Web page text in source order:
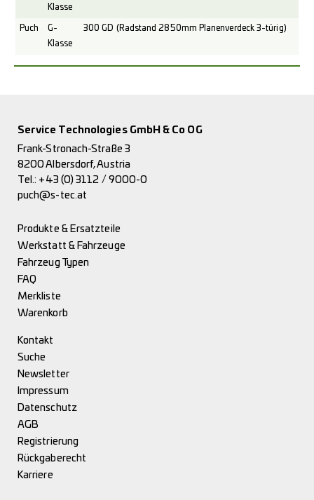
Klasse
Puch
G-
Klasse
300 GD (Radstand 2850mm Planenverdeck 3-türig)
Service Technologies GmbH & Co OG
Frank-Stronach-Straße 3
8200 Albersdorf, Austria
Tel.: +43 (0) 3112 / 9000-0
puch@s-tec.at
Produkte & Ersatzteile
Werkstatt & Fahrzeuge
Fahrzeug Typen
FAQ
Merkliste
Warenkorb
Kontakt
Suche
Newsletter
Impressum
Datenschutz
AGB
Registrierung
Rückgaberecht
Karriere